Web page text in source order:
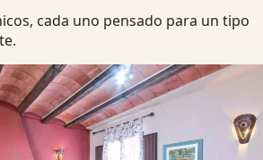
cada uno pensado para un tipo